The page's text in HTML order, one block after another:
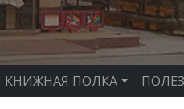
КНИЖНАЯ ПОЛКА